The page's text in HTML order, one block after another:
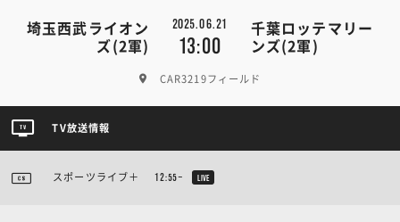
埼玉西武ライオン
ズ(2軍)
2025.06.21
13:00
千葉ロッテマリー
ンズ(2軍)
CAR3219フィールド
TV放送情報
スポーツライブ＋ 12:55~ LIVE